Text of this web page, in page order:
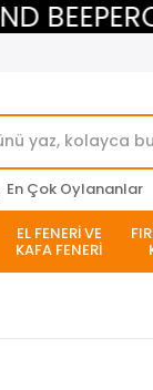
En Çok Oylananlar
EL FENERİ VE
KAFA FENERİ